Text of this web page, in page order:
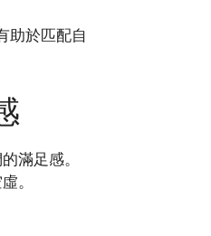
助於匹配自
滿足感。
。